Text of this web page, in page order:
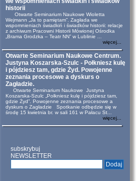
historii
Otwarte Seminarium Naukowe Wioletta
Wejmann „Ja to pamiętam”. Zagłada we
wspomnieniach świadkiń i świadków historii: relacje
z archiwum Pracowni Historii Mówionej Ośrodka
„Brama Grodzka – Teatr NN” w Lublinie ...
więcej...
Otwarte Seminarium Naukowe Centrum.
Justyna Koszarska-Szulc - Połkniesz kulę
i pójdziesz tam, gdzie Żyd. Powojenne
zeznania procesowe a dyskurs o
Zagładzie.
Otwarte Seminarium Naukowe Justyna
Koszarska-Szulc „Połkniesz kulę i pójdziesz tam,
gdzie Żyd”. Powojenne zeznania procesowe a
dyskurs o Zagładzie Spotkanie odbędzie się w
środę 15 kwietnia br. w sali 161 w Pałacu St...
więcej...
subskrybuj
NEWSLETTER